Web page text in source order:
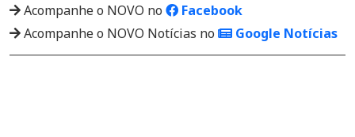
Acompanhe o NOVO no
Facebook
Acompanhe o NOVO Notícias no
Google Notícias